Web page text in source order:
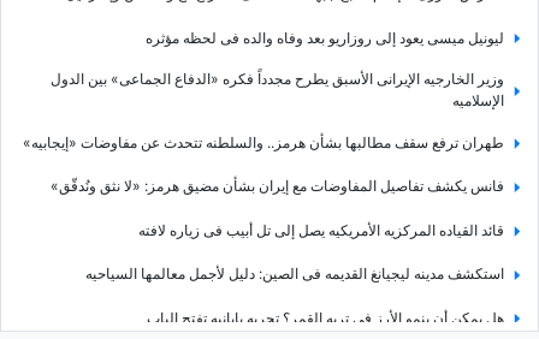
لیونیل میسی یعود إلى روزاریو بعد وفاه والده فی لحظه مؤثره
وزیر الخارجیه الإیرانی الأسبق یطرح مجدداً فکره «الدفاع الجماعی» بین الدول
الإسلامیه
طهران ترفع سقف مطالبها بشأن هرمز.. والسلطنه تتحدث عن مفاوضات «إیجابیه»
فانس یکشف تفاصیل المفاوضات مع إیران بشأن مضیق هرمز: «لا نثق ونُدقّق»
قائد القیاده المرکزیه الأمریکیه یصل إلى تل أبیب فی زیاره لافته
استکشف مدینه لیجیانغ القدیمه فی الصین: دلیل لأجمل معالمها السیاحیه
هل یمکن أن ینمو الأرز فی تربه القمر؟ تجربه یابانیه تفتح الباب